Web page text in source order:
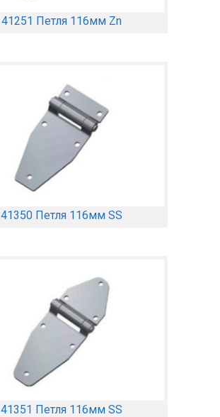
41251 Петля 116мм Zn
41350 Петля 116мм SS
41351 Петля 116мм SS